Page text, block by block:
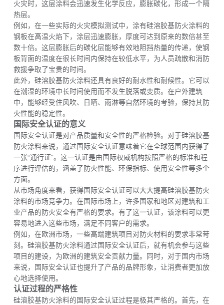
火灾时，这层涂料会迅速发生化学反应，膨胀碳化，形成一个隔
热层。
例如，在一些实际的火灾模拟测试中，涂有硅溶胶基防火涂料的
钢板在高温火焰下，涂层迅速膨胀，厚度可达到原来的数倍甚至
数十倍。这层膨胀后的碳化层能够有效地阻挡热量的传递，使钢
板背面的温度在很长时间内保持在较低水平，为人员疏散和消防
救援争取了宝贵的时间。
此外，硅溶胶基防火涂料还具有良好的耐水性和耐候性。它可以
在潮湿的环境中长时间使用而不发生脱落或变质。在户外建筑
中，能够经受住风吹、日晒、雨淋等自然环境的考验，保持其防
火性能的稳定性。
国际安全认证的意义
国际安全认证是对产品质量和安全性的严格检验。对于硅溶胶基
防火涂料来说，通过国际安全认证意味着它在全球范围内获得了
一张“通行证”。这一认证是由国际权威机构按照严格的标准和程
序进行评估的，涵盖了防火性能、环保指标、使用安全性等多个
方面。
从市场角度来看，获得国际安全认证可以大大提高硅溶胶基防火
涂料的市场竞争力。在国际市场上，许多国家和地区对建筑和工
业产品的防火安全有严格的要求。有了这一认证，该涂料可以更
容易地进入这些市场，满足不同客户的需求。
例如，在欧洲市场，一些高端建筑项目对防火材料的要求非常苛
刻。硅溶胶基防火涂料通过国际安全认证后，就有机会参与这些
项目的建设，为欧洲的建筑安全贡献力量。同时，对于国内市场
来说，国际安全认证也提升了产品的品牌形象，让消费者更加放
心地选择使用。
认证过程的严格性
硅溶胶基防火涂料的国际安全认证过程是极其严格的。首先，在